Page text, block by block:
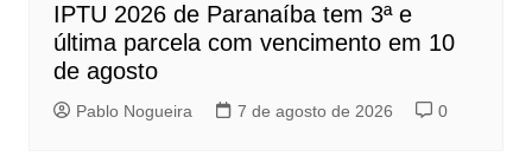
IPTU 2026 de Paranaíba tem 3ª e
última parcela com vencimento em 10
de agosto
Pablo Nogueira 7 de agosto de 2026 0